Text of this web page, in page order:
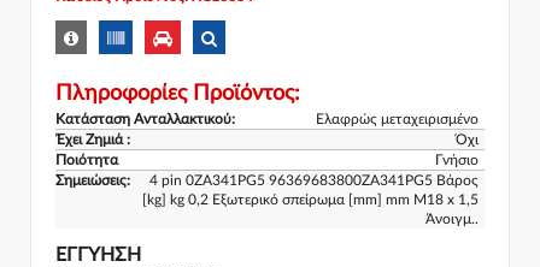
Πληροφορίες Προϊόντος:
Κατάσταση Ανταλλακτικού:
Ελαφρώς μεταχειρισμένο
Έχει Ζημιά :
Όχι
Ποιότητα
Γνήσιο
Σημειώσεις:
4 pin 0ZA341PG5 96369683800ZA341PG5 Βάρος
[kg] kg 0,2 Εξωτερικό σπείρωμα [mm] mm M18 x 1,5
Άνοιγμ..
ΕΓΓΎΗΣΗ